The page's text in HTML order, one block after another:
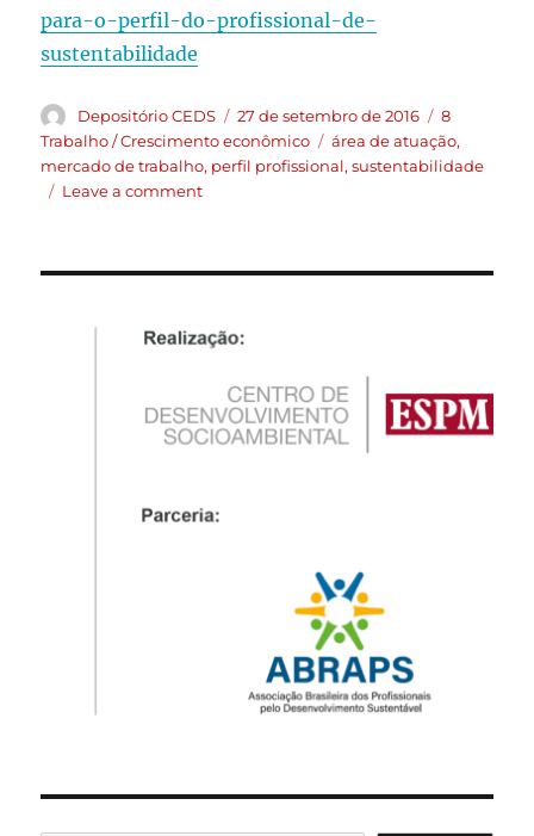
para-o-perfil-do-profissional-de-
sustentabilidade
Depositório CEDS 27 de setembro de 2016
8
Trabalho / Crescimento econômico
área de atuação,
mercado de trabalho, perfil profissional,sustentabilidade
Leave a comment